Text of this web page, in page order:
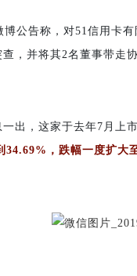
博公告称，对51信用卡
，并将其2名董事带走
出，这家于去年7月上
34.69%，跌幅一度扩大